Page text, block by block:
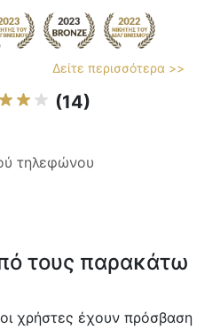
Δείτε περισσότερα >>
(14)
τηλεφώνου
τους παρακάτω
χρήστες έχουν πρόσβαση